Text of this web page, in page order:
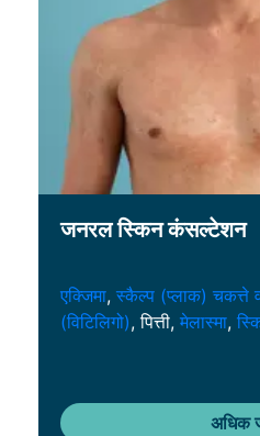
जनरल स्किन कंसल्टेशन
एक्जिमा, स्कैल्प (प्लाक) चकत्ते
(विटिलिगो), पित्ती, मेलास्मा,
अधिक